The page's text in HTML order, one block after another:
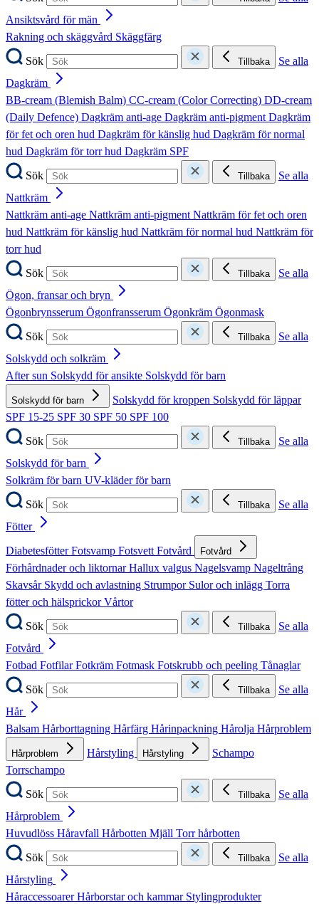
Ansiktsvård för män
Rakning och skäggvård Skäggfärg
Sök
Tillbaka
Se alla
Dagkräm
BB-cream (Blemish Balm) CC-cream (Color Correcting) DD-cream
(Daily Defence) Dagkräm anti-age Dagkräm anti-pigmentDagkräm
för fet och oren hud Dagkräm för känslig hud Dagkräm för normal
hud Dagkräm för torr hud Dagkräm SPF
Sök
Tillbaka
Se alla
Nattkräm
Nattkräm anti-age Nattkräm anti-pigmentNattkräm för fet och oren
hud Nattkräm för känslig hud Nattkräm för normal hud Nattkräm för
torr hud
Sök
Tillbaka
Se alla
Ögon, fransar och bryn
Ögonbrynsserum Ögonfransserum Ögonkräm Ögonmask
Sök
Tillbaka
Se alla
Solskydd och solkräm
After sun Solskydd för ansikte Solskydd för barn
Solskydd för barn Solskydd för kroppen Solskydd för läppar
SPF 15-25 SPF 30 SPF 50 SPF 100
Sök
Tillbaka
Se alla
Solskydd för barn
Solkräm för barn UV-kläder för barn
Sök
Tillbaka
Se alla
Fötter
DiabetesfötterFotsvamp FotsvettFotvård Fotvård
Förhårdnader och liktornarHallux valgus Nagelsvamp Nageltrång
Skavsår Skydd och avlastning Strumpor Sulor och inlägg Torra
fötter och hälsprickorVårtor
Sök
Tillbaka
Se alla
Fotvård
Fotbad FotfilarFotkräm Fotmask Fotskrubb och peeling Tånaglar
Sök
Tillbaka
Se alla
Hår
Balsam Hårborttagning Hårfärg Hårinpackning Hårolja Hårproblem
Hårproblem Hårstyling Hårstyling
Schampo
Torrschampo
Sök
Tillbaka
Se alla
Hårproblem
Huvudlöss Håravfall Hårbotten Mjäll Torr hårbotten
Sök
Tillbaka
Se alla
Hårstyling
HåraccessoarerHårborstar och kammar Stylingprodukter